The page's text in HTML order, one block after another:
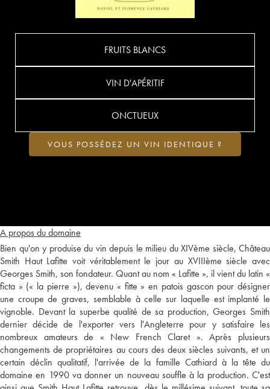
A propos du domaine
Bien qu'on y produise du vin depuis le milieu du XIVème siècle, Château
Smith Haut Lafitte voit véritablement le jour au XVIIIème siècle avec
Georges Smith, son fondateur. Quant au nom « Lafitte », il vient du latin «
ficta » (« la pierre »), devenu « fitte » en patois gascon pour désigner
une croupe de graves, semblable à celle sur laquelle est implanté le
vignoble. Devant la superbe qualité de sa production, Georges Smith
dernier décide de l'exporter vers l'Angleterre pour y satisfaire les
nombreux amateurs de « New French Claret ». Après plusieurs
changements de propriétaires au cours des deux siècles suivants, et un
certain déclin qualitatif, l'arrivée de la famille Cathiard à la tête du
domaine en 1990 va donner un nouveau souffle à la production. C'est
FRUITS BLANCS
VIN D'APÉRITIF
ONCTUEUX
VOUS POSSÉDEZ UN VIN IDENTIQUE ?